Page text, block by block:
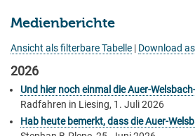
Medienberichte
Ansicht als filterbare Tabelle | Download
2026
Und hier noch einmal die Auer-
Radfahren in Liesing, 1. Juli 2026
Hab heute bemerkt, dass die Auer-